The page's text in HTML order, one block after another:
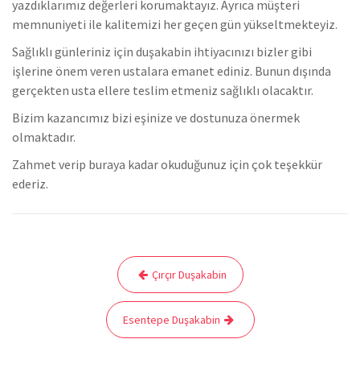
yazdıklarımız değerleri korumaktayız. Ayrıca müşteri
memnuniyeti ile kalitemizi her geçen gün yükseltmekteyiz.
Sağlıklı günleriniz için duşakabin ihtiyacınızı bizler gibi
işlerine önem veren ustalara emanet ediniz. Bunun dışında
gerçekten usta ellere teslim etmeniz sağlıklı olacaktır.
Bizim kazancımız bizi eşinize ve dostunuza önermek
olmaktadır.
Zahmet verip buraya kadar okuduğunuz için çok teşekkür
ederiz.
Çırçır Duşakabin
Esentepe Duşakabin